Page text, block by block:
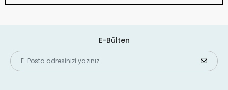
E-Bülten